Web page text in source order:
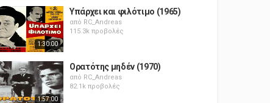
1:30:00
Υπάρχει και φιλότιμο (1965)
από RC_Andreas
115.3k προβολές
1:57:00
Ορατότης μηδέν (1970)
από RC_Andreas
82.1k προβολές